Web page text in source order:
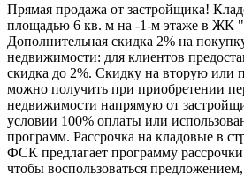
Прямая продажа от застройщика!
площадью 6 кв. м на -1-м этаже в ЖК
Дополнительная скидка 2% на
недвижимости: для клиентов
скидка до 2%. Скидку на вторую
можно получить при приобретении
недвижимости напрямую от
условии 100% оплаты или
программ. Рассрочка на кладовые в
ФСК предлагает программу
чтобы воспользоваться